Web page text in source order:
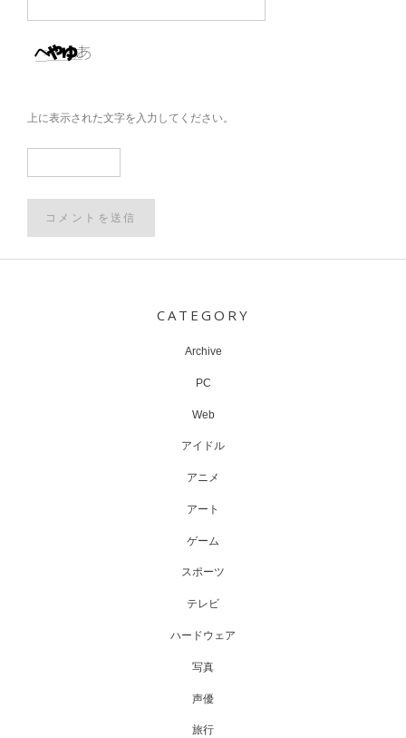
上に表示された文字を入力してください。
CATEGORY
Archive
PC
Web
アイドル
アニメ
アート
ゲーム
スポーツ
テレビ
ハードウェア
写真
声優
旅行